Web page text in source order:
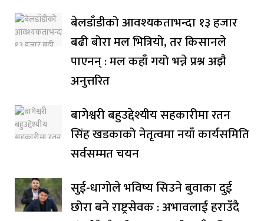
बेलडाँडीको आवश्यकताभन्दा १३ हजार
बढी बोरा मल भित्रियो, तर किसानले
पाएनन् : मल कहाँ गयो भन्ने प्रश्न अझै
अनुत्तरित
बागेश्वरी बहुउद्देश्यीय सहकारीमा रतन
सिंह खडकाको नेतृत्वमा नयाँ कार्यसमिति
सर्वसम्मत चयन
सुई-धागोले भविष्य सिउने बुवाका दुई
छोरा बने राष्ट्रसेवक : अभावलाई हराउँदै